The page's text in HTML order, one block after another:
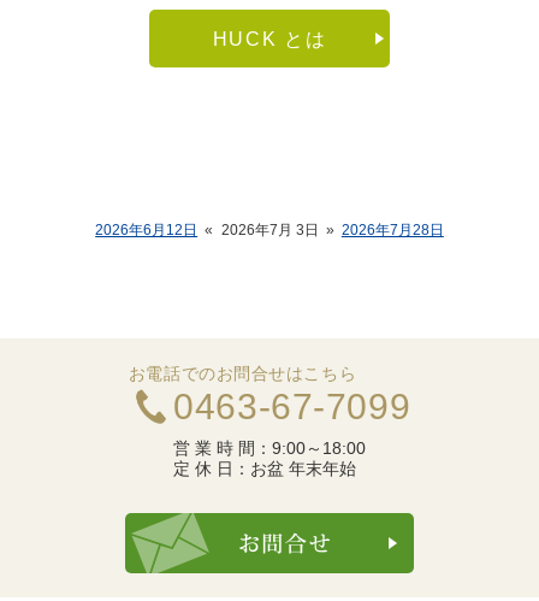
HUCK とは
2026年6月12日 « 2026年7月 3日 » 2026年7月28日
お電話でのお問合せはこちら
0463-67-7099
営 業 時 間： 9:00～18:00
定 休 日： お盆 年末年始